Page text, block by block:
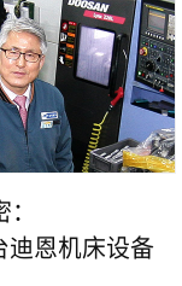
迪恩机床设备